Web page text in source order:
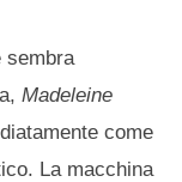
sembra
Madeleine
come
La macchina